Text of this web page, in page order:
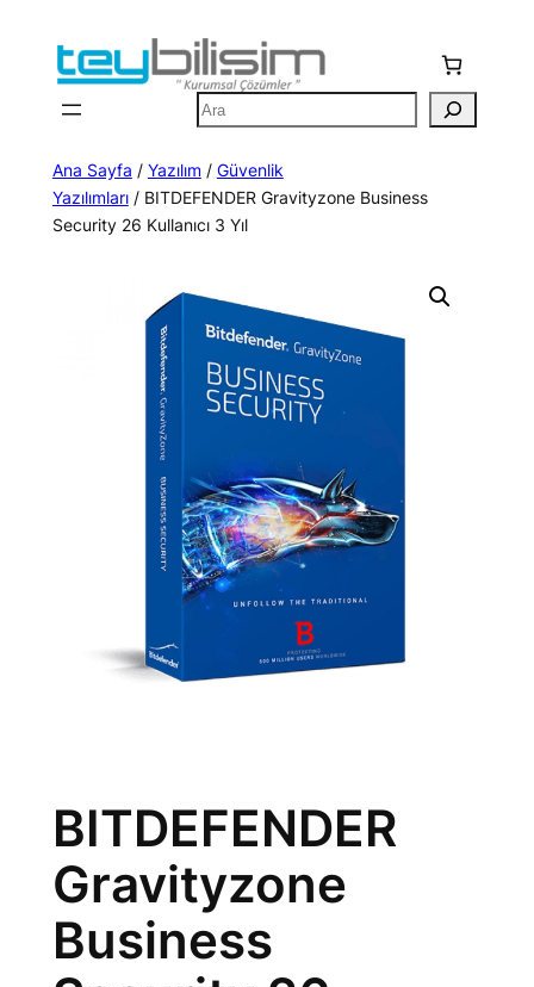
Ara
Ana Sayfa / Yazılım/ Güvenlik
Yazılımları/ BITDEFENDER Gravityzone Business
Security 26 Kullanıcı 3 Yıl
BITDEFENDER
Gravityzone
Business